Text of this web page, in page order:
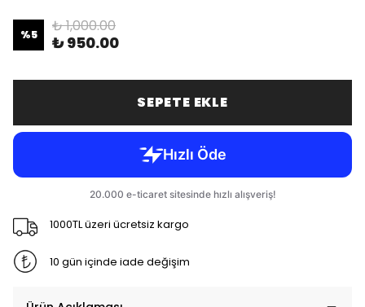
%5 ₺ 1,000.00
₺ 950.00
SEPETE EKLE
1000TL üzeri ücretsiz kargo
10 gün içinde iade değişim